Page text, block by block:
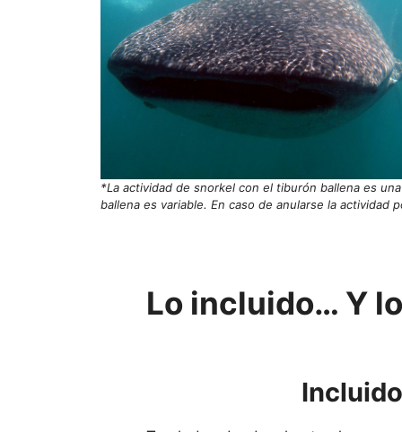
*La actividad de snorkel con el tiburón ballena es
ballena es variable. En caso de anularse la actividad
Lo incluido… Y
Incluido